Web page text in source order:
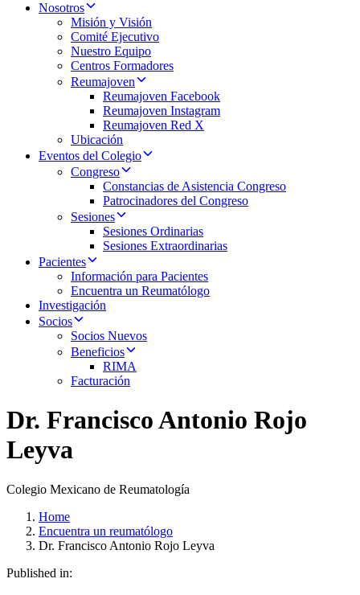
Nosotros
Misión y Visión
Comité Ejecutivo
Nuestro Equipo
Centros Formadores
Reumajoven
Reumajoven Facebook
Reumajoven Instagram
Reumajoven Red X
Ubicación
Eventos del Colegio
Congreso
Constancias de Asistencia Congreso
Patrocinadores del Congreso
Sesiones
Sesiones Ordinarias
Sesiones Extraordinarias
Pacientes
Información para Pacientes
Encuentra un Reumatólogo
Investigación
Socios
Socios Nuevos
Beneficios
RIMA
Facturación
Dr. Francisco Antonio Rojo
Leyva
Colegio Mexicano de Reumatología
Home
Encuentra un reumatólogo
Dr. Francisco Antonio Rojo Leyva
Published in: